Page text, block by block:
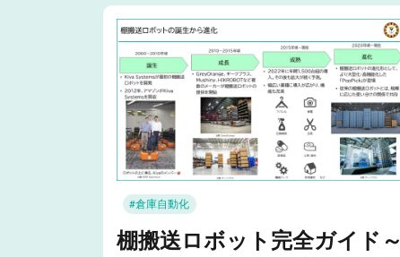
#倉庫自動化
棚搬送ロボット完全ガイド～